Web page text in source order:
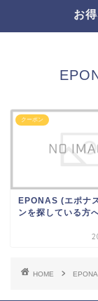
お
クーポン
EPONAS (エポナ
ンを探している方
HOME